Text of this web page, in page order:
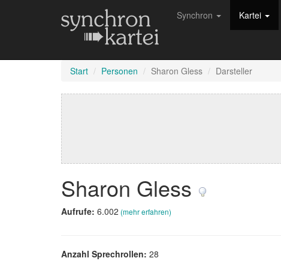
Synchron Kartei
Start Personen Sharon Gless Darsteller
Sharon Gless
Aufrufe: 6.002 (mehr erfahren)
Anzahl Sprechrollen: 28